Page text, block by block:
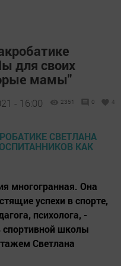
для своих
мамы"
- 16:00 2351 0 4
многогранная. Она
успехи в спорте,
психолога, -
спортивной школы
Светлана